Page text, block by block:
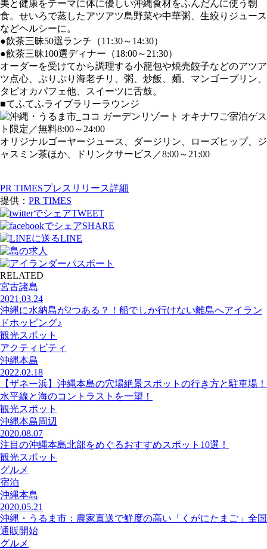
美と健康をテーマに体に優しい沖縄食材をふんだんに使う朝
食。せいろで蒸したアツアツ島野菜や中華粥、生絞りジュース
などヘルシーに。
●飲茶三昧50選ランチ（11:30～14:30）
●飲茶三昧100選ディナー（18:00～21:30）
オーダーを受けてから調理する小籠包や焼売餃子などのアツア
ツ点心、ぷりぷり海老チリ、粥、炒飯、麺、マンゴープリン、
タピオカパフェ他、スイーツに舌鼓。
■てふてふライブラリーラウンジ
ご宿泊ゲス
ト限定／無料8:00～24:00
オリジナルゴーヤージュース、ダージリン、ローズヒップ、ジ
ャスミン茶ほか、ドリンクサービス／8:00～21:00
PR TIMESプレスリリース詳細
提供： PR TIMES
TWEET
SHARE
LINE
RELATED
宮古諸島
2021.03.24
沖縄に水納島が2つある？！船でしか行けない離島へアイラン
ドホッピング♪
観光スポット
アクティビティ
沖縄本島
2022.02.18
【ザネー浜】沖縄本島の穴場絶景スポットの行き方と駐車場！
水平線と海のコントラストを一望！
観光スポット
沖縄本島周辺
2020.08.07
注目の沖縄本島北部をめぐるおすすめスポット10選！
観光スポット
グルメ
宿泊
沖縄本島
2020.05.21
沖縄・うるま市：農家直送で鮮度の高い「くがにたまご」全国
通販開始
グルメ